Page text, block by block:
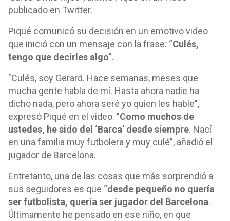
publicado en Twitter.
Piqué comunicó su decisión en un emotivo video
que inició con un mensaje con la frase: “Culés,
tengo que decirles algo”.
"Culés, soy Gerard. Hace semanas, meses que
mucha gente habla de mí. Hasta ahora nadie ha
dicho nada, pero ahora seré yo quien les hable",
expresó Piqué en el video. "Como muchos de
ustedes, he sido del ‘Barca’ desde siempre. Nací
en una familia muy futbolera y muy culé”, añadió el
jugador de Barcelona.
Entretanto, una de las cosas que más sorprendió a
sus seguidores es que “desde pequeño no quería
ser futbolista, quería ser jugador del Barcelona.
Últimamente he pensado en ese niño, en que